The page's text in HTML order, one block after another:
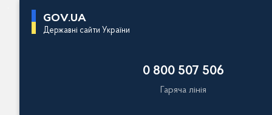
GOV.UA
Державні сайти України
0 800 507 506
Гаряча лінія